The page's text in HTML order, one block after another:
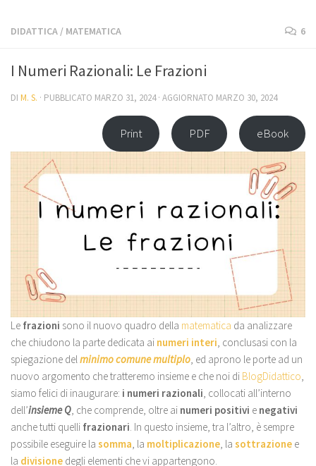
DIDATTICA / MATEMATICA 6
I Numeri Razionali: Le Frazioni
DI M. S. · PUBBLICATO MARZO 31, 2024· AGGIORNATO MARZO 30, 2024
Print PDF eBook
Le frazioni sono il nuovo quadro della matematica da analizzare
che chiudono la parte dedicata ai numeri interi , conclusasi con la
spiegazione del minimo comune multiplo , ed aprono le porte ad un
nuovo argomento che tratteremo insieme e che noi di BlogDidattico
siamo felici di inaugurare: i numeri razionali , collocati all’interno
dell’insieme Q , che comprende, oltre ai numeri positivi e negativi
anche tutti quelli frazionari . In questo insieme, tra l’altro, è sempre
possibile eseguire la somma , la moltiplicazione , la sottrazione e
la divisione degli elementi che vi appartengono.